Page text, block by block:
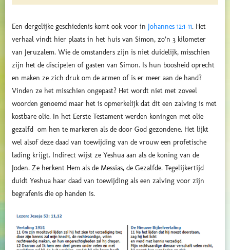
Een dergelijke geschiedenis komt ook voor in Johannes 12:1-11. Het
verhaal vindt hier plaats in het huis van Simon, zo’n 3 kilometer
van Jeruzalem. Wie de omstanders zijn is niet duidelijk, misschien
zijn het de discipelen of gasten van Simon. Is hun boosheid oprecht
en maken ze zich druk om de armen of is er meer aan de hand?
Vinden ze het misschien ongepast? Het wordt niet met zoveel
woorden genoemd maar het is opmerkelijk dat dit een zalving is met
kostbare olie. In het Eerste Testament werden koningen met olie
gezalfd om hen te markeren als de door God gezondene. Het lijkt
wel alsof deze daad van toewijding van de vrouw een profetische
lading krijgt. Indirect wijst ze Yeshua aan als de koning van de
Joden. Ze herkent Hem als de Messias, de Gezalfde. Tegelijkertijd
duidt Yeshua haar daad van toewijding als een zalving voor zijn
begrafenis die op handen is.